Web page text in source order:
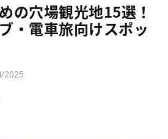
の穴場観光地15選！
・電車旅向けスポッ
2025